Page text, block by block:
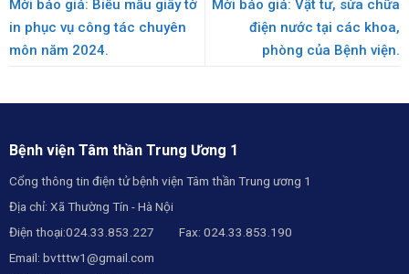
Mời báo giá: Biểu mẫu giấy tờ
in phục vụ công tác chuyên
môn năm 2024.
Mời báo giá: Vật tư, sửa chữa
điện nước tại các khoa,
phòng của Bệnh viện.
Bệnh viện Tâm thần Trung Ương 1
Cổng thông tin điện tử bệnh viện Tâm thần Trung ương 1
Địa chỉ: Xã Thường Tín - Hà Nội
Điện thoại:024.33.853.227 Fax: 024.33.853.190
Email: bvtttw1@gmail.com